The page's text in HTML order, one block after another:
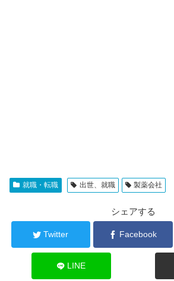
就職・転職 出世、就職 製薬会社
シェアする
Twitter Facebook
LINE